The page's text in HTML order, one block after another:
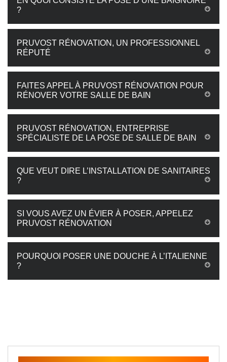
?
PRUVOST RÉNOVATION, UN PROFESSIONNEL
RÉPUTÉ
FAITES APPEL À PRUVOST RÉNOVATION POUR
RÉNOVER VOTRE SALLE DE BAIN
PRUVOST RÉNOVATION, ENTREPRISE
SPÉCIALISTE DE LA POSE DE SALLE DE BAIN
QUE VEUT DIRE L’INSTALLATION DE SANITAIRES
?
SI VOUS AVEZ UN ÉVIER À POSER, APPELEZ
PRUVOST RÉNOVATION
POURQUOI POSER UNE DOUCHE À L’ITALIENNE
?